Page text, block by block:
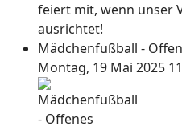
feiert mit, wenn unser
ausrichtet!
Mädchenfußball -
Montag, 19 Mai 2025